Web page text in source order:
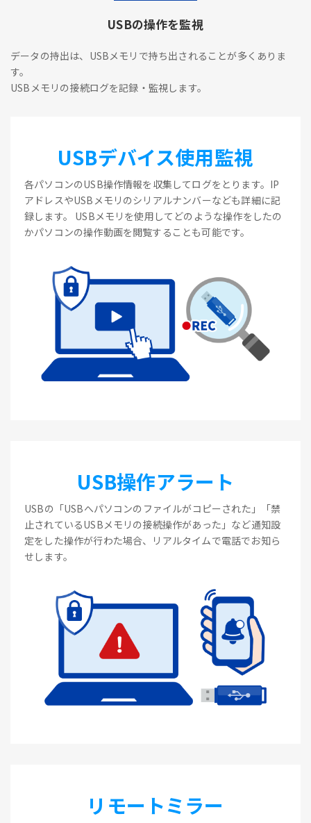
USBの操作を監視
データの持出は、USBメモリで持ち出されることが多くありま
す。
USBメモリの接続ログを記録・監視します。
USBデバイス使用監視
各パソコンのUSB操作情報を収集してログをとります。IP
アドレスやUSBメモリのシリアルナンバーなども詳細に記
録します。 USBメモリを使用してどのような操作をしたの
かパソコンの操作動画を閲覧することも可能です。
USB操作アラート
USBの「USBへパソコンのファイルがコピーされた」「禁
止されているUSBメモリの接続操作があった」など通知設
定をした操作が行わた場合、リアルタイムで電話でお知ら
せします。
リモートミラー